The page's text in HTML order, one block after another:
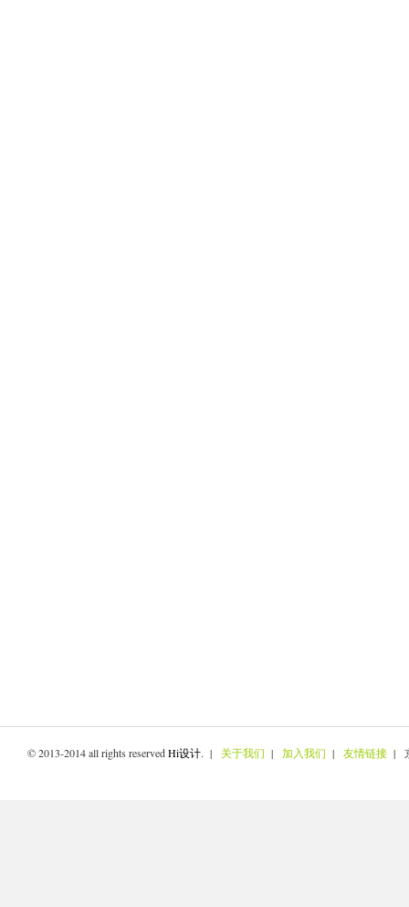
© 2013-2014 all rights reservedHi设计. | 关于我们 | 加入我们 | 友情链接 |